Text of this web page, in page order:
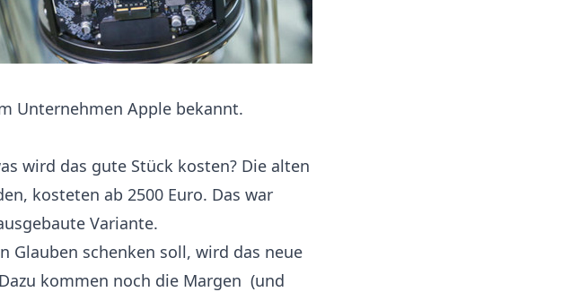
Unternehmen Apple bekannt.
wird das gute Stück kosten? Die alten
kosteten ab 2500 Euro. Das war
Variante.
Glauben schenken soll, wird das neue
kommen noch die Margen (und